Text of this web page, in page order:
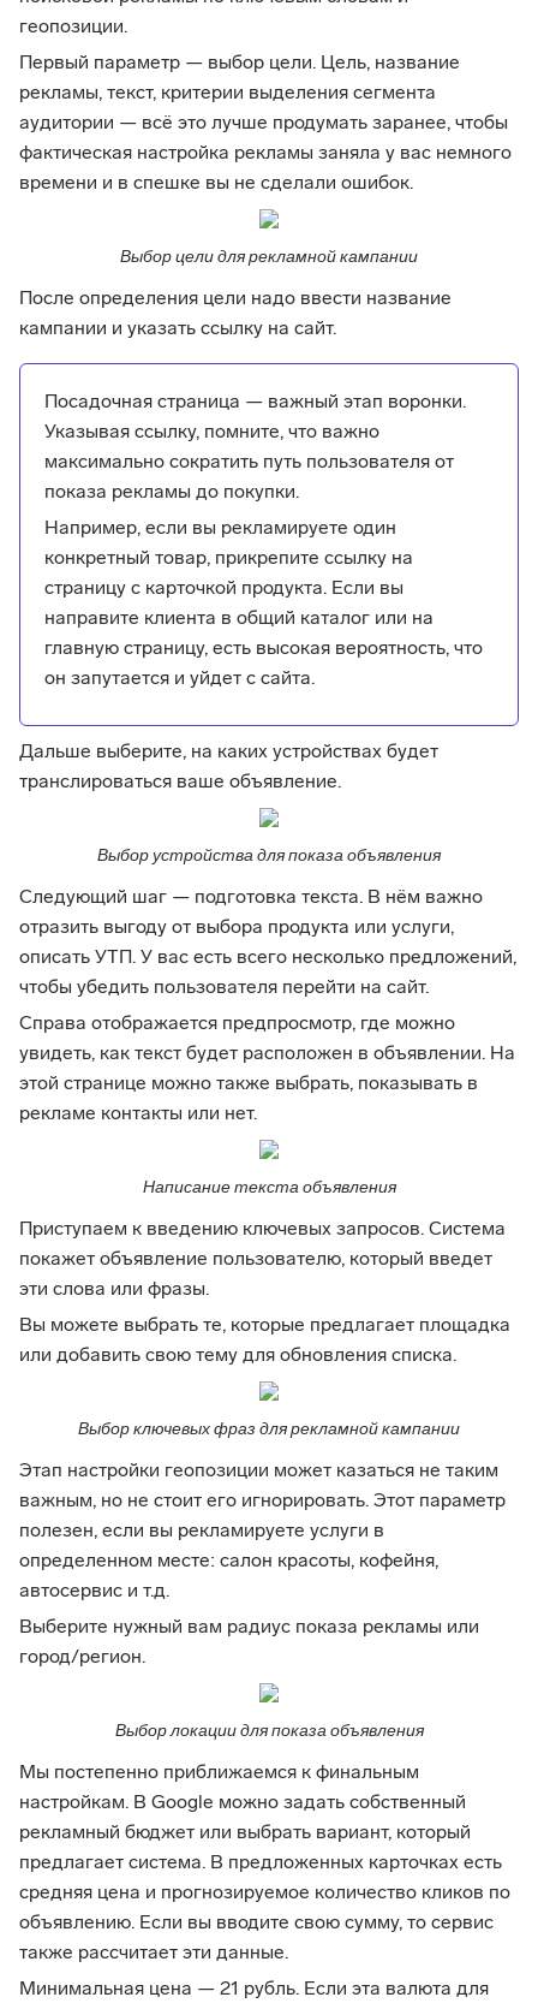
геопозиции.
Первый параметр — выбор цели. Цель, название
рекламы, текст, критерии выделения сегмента
аудитории — всё это лучше продумать заранее, чтобы
фактическая настройка рекламы заняла у вас немного
времени и в спешке вы не сделали ошибок.
Выбор цели для рекламной кампании
После определения цели надо ввести название
кампании и указать ссылку на сайт.
Посадочная страница — важный этап воронки.
Указывая ссылку, помните, что важно
максимально сократить путь пользователя от
показа рекламы до покупки.
Например, если вы рекламируете один
конкретный товар, прикрепите ссылку на
страницу с карточкой продукта. Если вы
направите клиента в общий каталог или на
главную страницу, есть высокая вероятность, что
он запутается и уйдет с сайта.
Дальше выберите, на каких устройствах будет
транслироваться ваше объявление.
Выбор устройства для показа объявления
Следующий шаг — подготовка текста. В нём важно
отразить выгоду от выбора продукта или услуги,
описать УТП. У вас есть всего несколько предложений,
чтобы убедить пользователя перейти на сайт.
Справа отображается предпросмотр, где можно
увидеть, как текст будет расположен в объявлении. На
этой странице можно также выбрать, показывать в
рекламе контакты или нет.
Написание текста объявления
Приступаем к введению ключевых запросов. Система
покажет объявление пользователю, который введет
эти слова или фразы.
Вы можете выбрать те, которые предлагает площадка
или добавить свою тему для обновления списка.
Выбор ключевых фраз для рекламной кампании
Этап настройки геопозиции может казаться не таким
важным, но не стоит его игнорировать. Этот параметр
полезен, если вы рекламируете услуги в
определенном месте: салон красоты, кофейня,
автосервис и т.д.
Выберите нужный вам радиус показа рекламы или
город/регион.
Выбор локации для показа объявления
Мы постепенно приближаемся к финальным
настройкам. В Google можно задать собственный
рекламный бюджет или выбрать вариант, который
предлагает система. В предложенных карточках есть
средняя цена и прогнозируемое количество кликов по
объявлению. Если вы вводите свою сумму, то сервис
также рассчитает эти данные.
Минимальная цена — 21 рубль. Если эта валюта для